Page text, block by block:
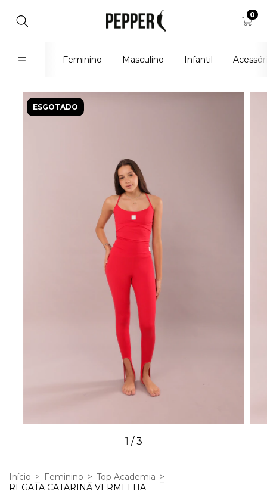
0
Feminino Masculino Infantil
ESGOTADO
1 /3
Início > Feminino > Top Academia >
REGATA CATARINA VERMELHA